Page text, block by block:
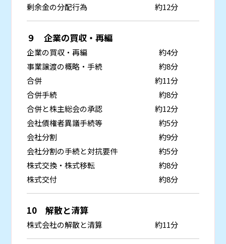
剰余金の分配行為 約12分
９ 企業の買収・再編
企業の買収・再編
約4分
事業譲渡の概略・手続
約8分
合併
約11分
合併手続
約8分
合併と株主総会の承認
約12分
会社債権者異議手続等
約5分
会社分割
約9分
会社分割の手続と対抗要件
約5分
株式交換・株式移転
約8分
株式交付
約8分
10 解散と清算
株式会社の解散と清算 約11分